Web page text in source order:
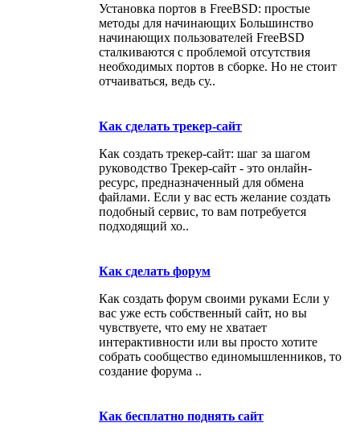
Установка портов в FreeBSD: простые
методы для начинающих Большинство
начинающих пользователей FreeBSD
сталкиваются с проблемой отсутствия
необходимых портов в сборке. Но не стоит
отчаиваться, ведь су..
Как сделать трекер-сайт
Как создать трекер-сайт: шаг за шагом
руководство Трекер-сайт - это онлайн-
ресурс, предназначенный для обмена
файлами. Если у вас есть желание создать
подобный сервис, то вам потребуется
подходящий хо..
Как сделать форум
Как создать форум своими руками Если у
вас уже есть собственный сайт, но вы
чувствуете, что ему не хватает
интерактивности или вы просто хотите
собрать сообщество единомышленников, то
создание форума ..
Как бесплатно поднять сайт